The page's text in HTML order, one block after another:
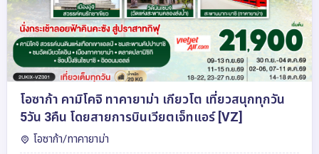
โอซาก้า คามิโคจิ ทาคายาม่า เกียวโต เที่ยวสนุกทุกวัน
5วัน 3คืน โดยสายการบินเวียตเจ็ทแอร์ [VZ]
โอซาก้า/ทาคายาม่า